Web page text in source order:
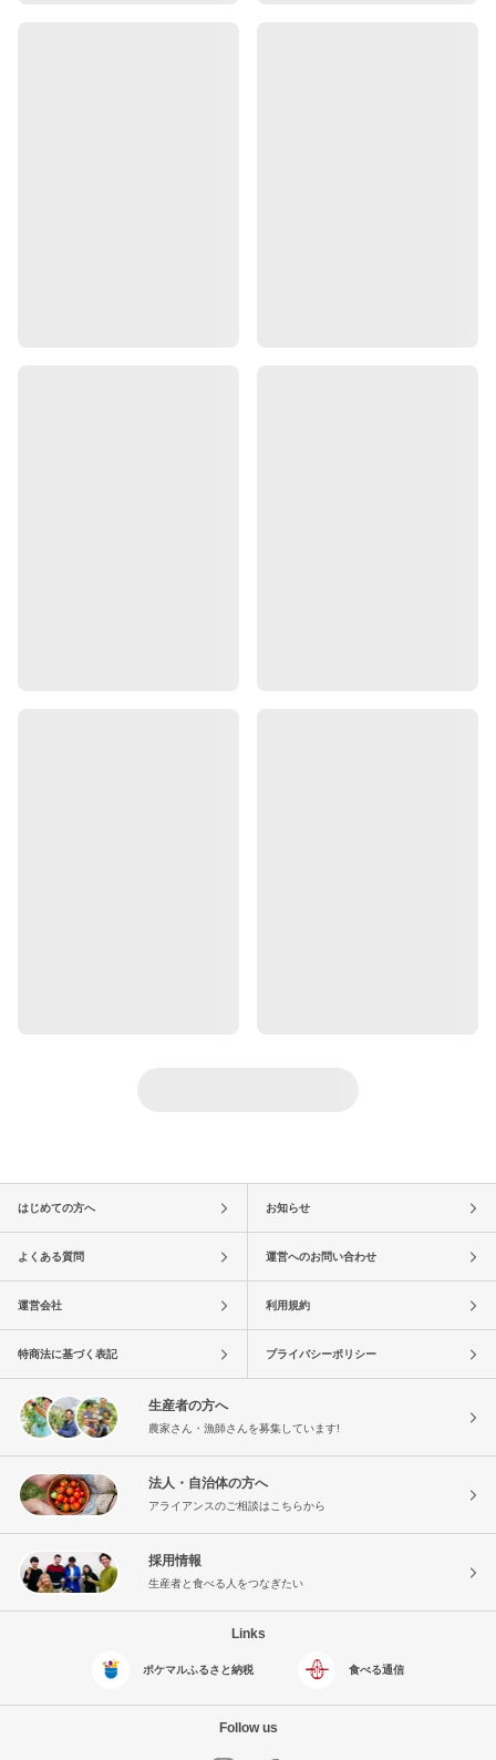
はじめての方へ お知らせ
よくある質問 運営へのお問い合わせ
運営会社 利用規約
特商法に基づく表記 プライバシーポリシー
生産者の方へ
農家さん・漁師さんを募集しています!
法人・自治体の方へ
アライアンスのご相談はこちらから
採用情報
生産者と食べる人をつなぎたい
Links
ポケマルふるさと納税 食べる通信
Follow us